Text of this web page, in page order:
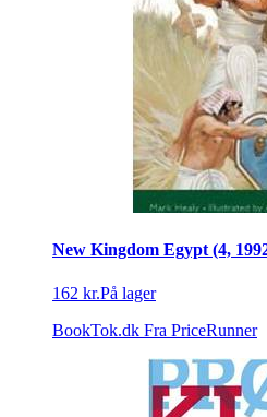
New Kingdom Egypt (4,
162 kr.På lager
BookTok.dk Fra PriceRunner